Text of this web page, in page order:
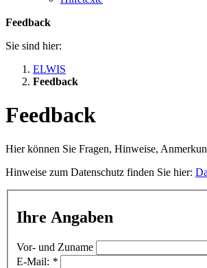
Feedback
Sie sind hier:
ELWIS
Feedback
Feedback
Hier können Sie Fragen, Hinweise,
Hinweise zum Datenschutz finden Sie hier:
Ihre Angaben
Vor- und Zuname
E-Mail: *